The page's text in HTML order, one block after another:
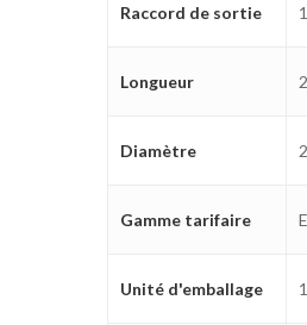
Raccord de sortie
Longueur
Diamètre
Gamme tarifaire
Unité d'emballage 1